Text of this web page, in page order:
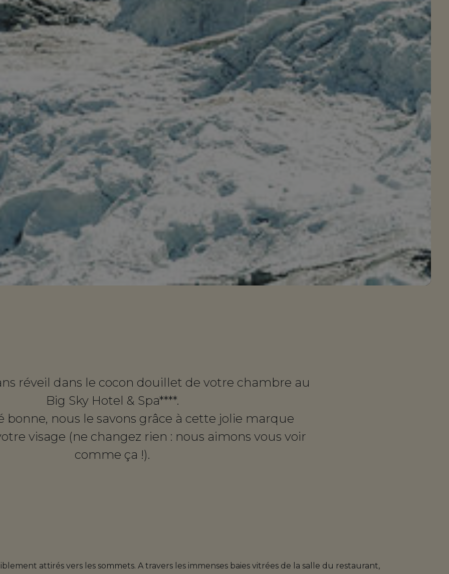
réveil dans le cocon douillet de votre chambre au
Big Sky Hotel & Spa****.
bonne, nous le savons grâce à cette jolie marque
visage (ne changez rien : nous aimons vous voir
comme ça !).
attirés vers les sommets. A travers les immenses baies vitrées de la salle du restaurant,